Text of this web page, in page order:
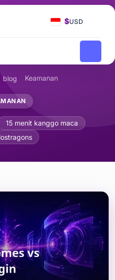
$USD
blog Keamanan
vs Wordfence:
15 menit kanggo maca